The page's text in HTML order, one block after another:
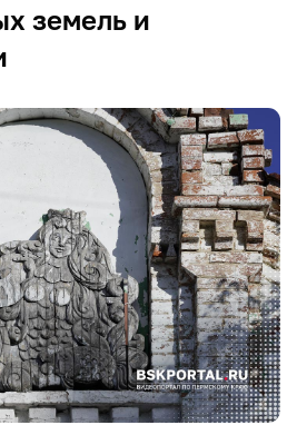
земель и